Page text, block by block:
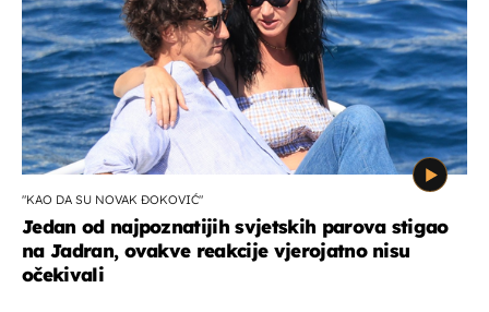
"KAO DA SU NOVAK ĐOKOVIĆ"
Jedan od najpoznatijih svjetskih parova stigao
na Jadran, ovakve reakcije vjerojatno nisu
očekivali